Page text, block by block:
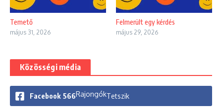
Temető
május 31, 2026
Felmerült egy kérdés
május 29, 2026
Közösségi média
Facebook 566RajongókTetszik